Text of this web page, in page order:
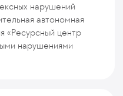
нарушений
автономная
«Ресурсный центр
нарушениями